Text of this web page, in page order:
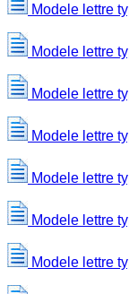
Modele lettre
Modele lettre
Modele lettre
Modele lettre
Modele lettre
Modele lettre
Modele lettre